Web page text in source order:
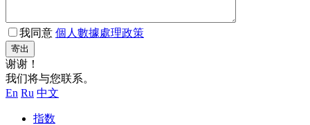
我同意 個人數據處理政策
寄出
谢谢！
我们将与您联系。
En Ru 中文
指数